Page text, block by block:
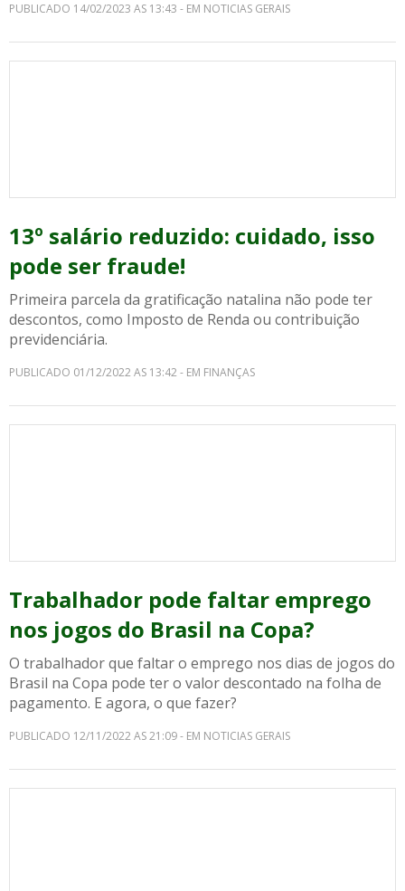
PUBLICADO 14/02/2023 AS 13:43 - EM NOTICIAS GERAIS
13º salário reduzido: cuidado, isso
pode ser fraude!
Primeira parcela da gratificação natalina não pode ter
descontos, como Imposto de Renda ou contribuição
previdenciária.
PUBLICADO 01/12/2022 AS 13:42 - EM FINANÇAS
Trabalhador pode faltar emprego
nos jogos do Brasil na Copa?
O trabalhador que faltar o emprego nos dias de jogos do
Brasil na Copa pode ter o valor descontado na folha de
pagamento. E agora, o que fazer?
PUBLICADO 12/11/2022 AS 21:09 - EM NOTICIAS GERAIS